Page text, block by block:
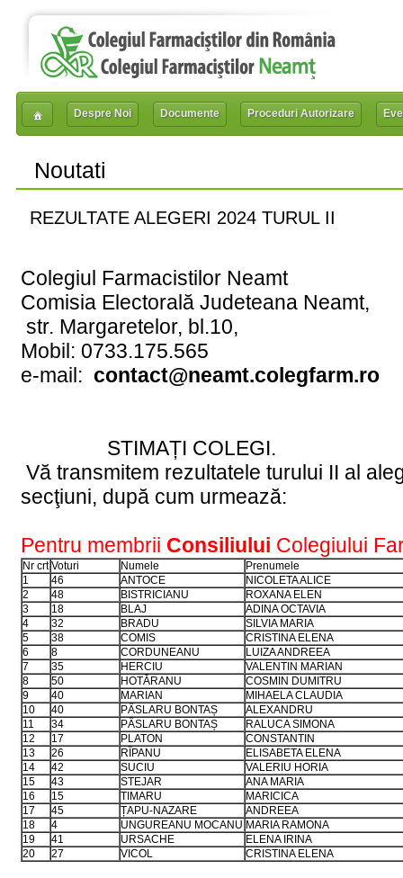
Despre Noi Documente Proceduri Autorizare
Noutati
REZULTATE ALEGERI 2024 TURUL II
Colegiul Farmacistilor Neamt
Comisia Electorală Judeteana Neamt,
str. Margaretelor, bl.10,
Mobil: 0733.175.565
e-mail: contact@neamt.colegfarm.ro
STIMAȚI COLEGI.
Vă transmitem rezultatele turului II al
secţiuni, după cum urmează:
Pentru membrii Consiliului Colegiului
Nr crt Voturi Numele
Prenumele
1
46 ANTOCE
NICOLETA ALICE
2
48 BISTRICIANU
ROXANA ELEN
3
18 BLAJ
ADINA OCTAVIA
4
32 BRADU
SILVIA MARIA
5
38 COMIS
CRISTINA ELENA
6
8 CORDUNEANU
LUIZA ANDREEA
7
35 HERCIU
VALENTIN MARIAN
8
50 HOTĂRANU
COSMIN DUMITRU
9
40 MARIAN
MIHAELA CLAUDIA
10
40 PÂSLARU BONTAȘ
ALEXANDRU
11
34 PÂSLARU BONTAȘ
RALUCA SIMONA
12
17 PLATON
CONSTANTIN
13
26 RÎPANU
ELISABETA ELENA
14
42 SUCIU
VALERIU HORIA
15
43 STEJAR
ANA MARIA
16
15 TIMARU
MARICICA
17
45 ȚAPU-NAZARE
ANDREEA
18
4 UNGUREANU MOCANU MARIA RAMONA
19
41 URSACHE
ELENA IRINA
20
27 VICOL CRISTINA ELENA